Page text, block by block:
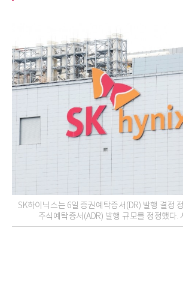
SK하이닉스는 6일 증권예탁증서(DR) 발행 결정
주식예탁증서(ADR) 발행 규모를 정정했다.